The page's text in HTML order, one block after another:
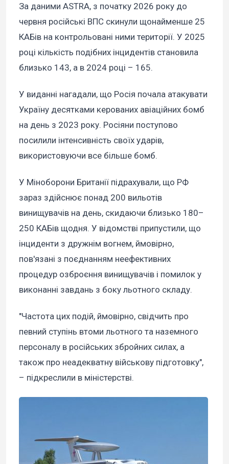
За даними ASTRA, з початку 2026 року до
червня російські ВПС скинули щонайменше 25
КАБів на контрольовані ними території. У 2025
році кількість подібних інцидентів становила
близько 143, а в 2024 році – 165.
У виданні нагадали, що Росія почала атакувати
Україну десятками керованих авіаційних бомб
на день з 2023 року. Росіяни поступово
посилили інтенсивність своїх ударів,
використовуючи все більше бомб.
У Міноборони Британії підрахували, що РФ
зараз здійснює понад 200 вильотів
винищувачів на день, скидаючи близько 180–
250 КАБів щодня. У відомстві припустили, що
інциденти з дружнім вогнем, ймовірно,
пов'язані з поєднанням неефективних
процедур озброєння винищувачів і помилок у
виконанні завдань з боку льотного складу.
"Частота цих подій, ймовірно, свідчить про
певний ступінь втоми льотного та наземного
персоналу в російських збройних силах, а
також про неадекватну військову підготовку",
– підкреслили в міністерстві.